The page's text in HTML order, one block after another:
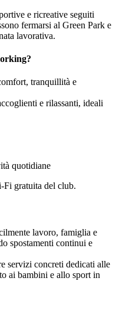
e ricreative seguiti
fermarsi al Green Park e
lavorativa.
tranquillità e
e rilassanti, ideali
quotidiane
Fi gratuita del club.
lavoro, famiglia e
spostamenti continui e
servizi concreti dedicati alle
ai bambini e allo sport in